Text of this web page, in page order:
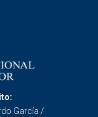
García /